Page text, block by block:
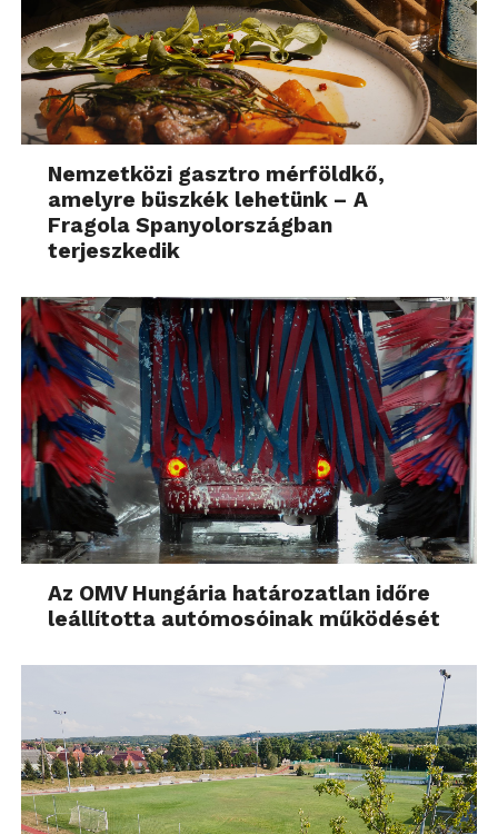
Nemzetközi gasztro mérföldkő,
amelyre büszkék lehetünk – A
Fragola Spanyolországban
terjeszkedik
Az OMV Hungária határozatlan időre
leállította autómosóinak működését